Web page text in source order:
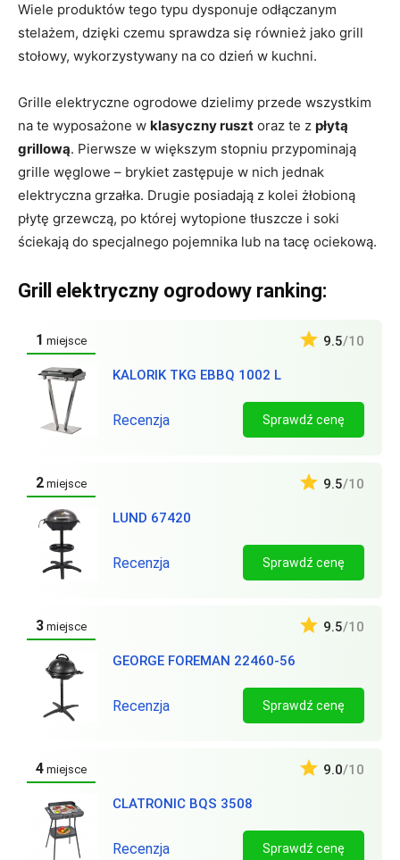
Wiele produktów tego typu dysponuje odłączanym
stelażem, dzięki czemu sprawdza się również jako grill
stołowy, wykorzystywany na co dzień w kuchni.
Grille elektryczne ogrodowe dzielimy przede wszystkim
na te wyposażone w klasyczny ruszt oraz te z płytą
grillową. Pierwsze w większym stopniu przypominają
grille węglowe – brykiet zastępuje w nich jednak
elektryczna grzałka. Drugie posiadają z kolei żłobioną
płytę grzewczą, po której wytopione tłuszcze i soki
ściekają do specjalnego pojemnika lub na tacę ociekową.
Grill elektryczny ogrodowy ranking:
1 miejsce
KALORIK TKG EBBQ 1002 L
9.5/10
Recenzja Sprawdź cenę
2 miejsce
LUND 67420
9.5/10
Recenzja Sprawdź cenę
3 miejsce
GEORGE FOREMAN 22460-56
9.5/10
Recenzja Sprawdź cenę
4 miejsce
CLATRONIC BQS 3508
9.0/10
Recenzja Sprawdź cenę